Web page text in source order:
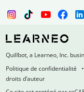
Quillbot, a Learneo, Inc.
Politique de confidentialité
droits d’auteur